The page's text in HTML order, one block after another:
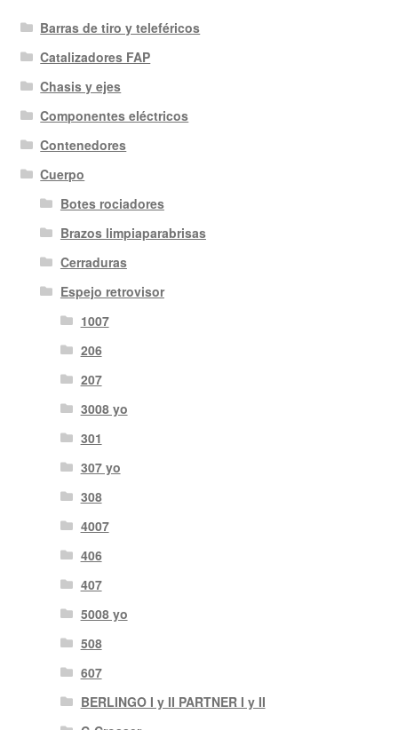
Barras de tiro y teleféricos
Catalizadores FAP
Chasis y ejes
Componentes eléctricos
Contenedores
Cuerpo
Botes rociadores
Brazos limpiaparabrisas
Cerraduras
Espejo retrovisor
1007
206
207
3008 yo
301
307 yo
308
4007
406
407
5008 yo
508
607
BERLINGO I y II PARTNER I y II